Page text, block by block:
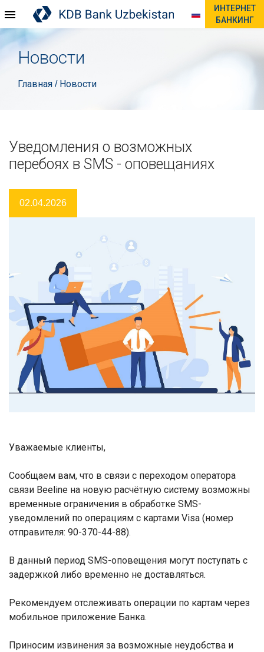
ИНТЕРНЕТ
БАНКИНГ
Новости
Главная / Новости
Уведомления о возможных
перебоях в SMS - оповещаниях
02.04.2026
Уважаемые клиенты,
Сообщаем вам, что в связи с переходом оператора
связи Beeline на новую расчётную систему возможны
временные ограничения в обработке SMS-
уведомлений по операциям с картами Visa (номер
отправителя: 90-370-44-88).
В данный период SMS-оповещения могут поступать с
задержкой либо временно не доставляться.
Рекомендуем отслеживать операции по картам через
мобильное приложение Банка.
Приносим извинения за возможные неудобства и